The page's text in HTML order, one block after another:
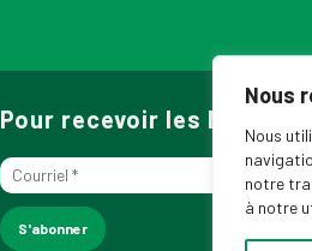
Nous
Nous
notre
à notre
Pour recevoir les Nouvelles